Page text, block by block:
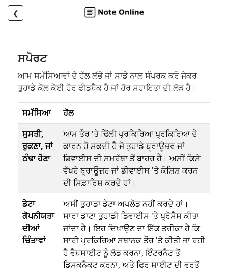
❮
ਸਪੋਰਟ
ਆਮ ਸਮੱਸਿਆਵਾਂ ਦੇ ਹੱਲ ਲੱਭੋ ਜਾਂ ਸਾਡੇ ਨਾਲ ਸੰਪਰਕ ਕਰੋ ਜੇਕਰ
ਤੁਹਾਡੇ ਕੋਲ ਕੋਈ ਹੋਰ ਫੀਡਬੈਕ ਹੈ ਜਾਂ ਹੋਰ ਸਹਾਇਤਾ ਦੀ ਲੋੜ ਹੈ।
ਸਮੱਸਿਆ
ਹੱਲ
ਸੁਸਤੀ,
ਰੁਕਣਾ, ਜਾਂ
ਠੰਢਾ ਹੋਣਾ
ਆਮ ਤੌਰ 'ਤੇ ਢਿੱਲੀ ਪ੍ਰਕਿਰਿਆ ਪ੍ਰਕਿਰਿਆ ਦੇ
ਕਾਰਨ ਹੋ ਸਕਦੀ ਹੈ ਜੋ ਤੁਹਾਡੇ ਬ੍ਰਾਊਜ਼ਰ ਜਾਂ
ਡਿਵਾਈਸ ਦੀ ਸਮਰੱਥਾ ਤੋਂ ਬਾਹਰ ਹੈ। ਅਸੀਂ ਕਿਸੇ
ਵੱਖਰੇ ਬ੍ਰਾਊਜ਼ਰ ਜਾਂ ਡੀਵਾਈਸ 'ਤੇ ਕੋਸ਼ਿਸ਼ ਕਰਨ
ਦੀ ਸਿਫ਼ਾਰਿਸ਼ ਕਰਦੇ ਹਾਂ।
ਡੇਟਾ
ਗੋਪਨੀਯਤਾ
ਦੀਆਂ
ਚਿੰਤਾਵਾਂ
ਅਸੀਂ ਤੁਹਾਡਾ ਡੇਟਾ ਅਪਲੋਡ ਨਹੀਂ ਕਰਦੇ ਹਾਂ।
ਸਾਰਾ ਡਾਟਾ ਤੁਹਾਡੀ ਡਿਵਾਈਸ 'ਤੇ ਪ੍ਰੋਸੈਸ ਕੀਤਾ
ਜਾਂਦਾ ਹੈ। ਇਹ ਦਿਖਾਉਣ ਦਾ ਇੱਕ ਤਰੀਕਾ ਹੈ ਕਿ
ਸਾਰੀ ਪ੍ਰਕਿਰਿਆ ਸਥਾਨਕ ਤੌਰ 'ਤੇ ਕੀਤੀ ਜਾ ਰਹੀ
ਹੈ ਵੈਬਸਾਈਟ ਨੂੰ ਲੋਡ ਕਰਨਾ, ਇੰਟਰਨੈਟ ਤੋਂ
ਡਿਸਕਨੈਕਟ ਕਰਨਾ, ਅਤੇ ਫਿਰ ਸਾਈਟ ਦੀ ਵਰਤੋਂ